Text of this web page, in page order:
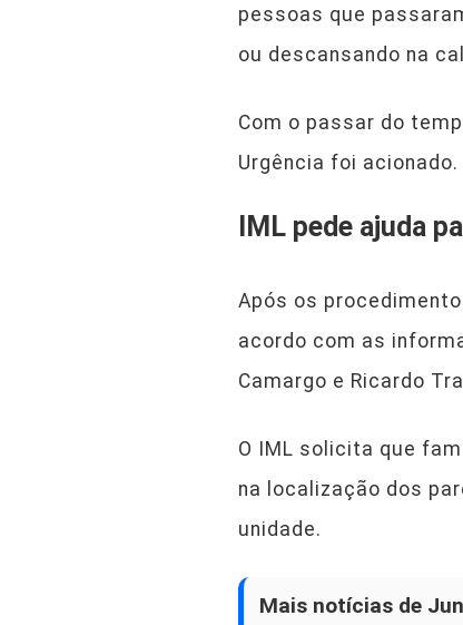
pessoas que
ou descansando na
Com o passar do
Urgência foi
IML pede ajuda
Após os
acordo com as
Camargo e Ricardo
O IML solicita que
na localização dos
unidade.
Mais notícias de